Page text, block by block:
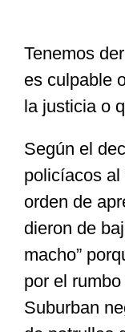
Tenemos
es culpable
la justicia o
Según el
policíacos al
orden de
dieron de
macho”
por el
Suburban